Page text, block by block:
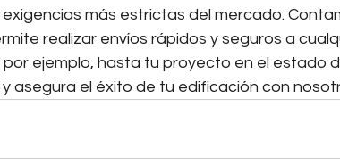
más estrictas del mercado.
realizar envíos rápidos y seguros a
ejemplo, hasta tu proyecto en el estado
y asegura el éxito de tu edificación con